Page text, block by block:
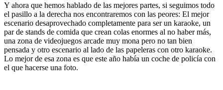
Y ahora que hemos hablado de las mejores partes, si seguimos todo
el pasillo a la derecha nos encontraremos con las peores: El mejor
escenario desaprovechado completamente para ser un karaoke, un
par de stands de comida que crean colas enormes al no haber más,
una zona de videojuegos arcade muy mona pero no tan bien
pensada y otro escenario al lado de las papeleras con otro karaoke.
Lo mejor de esa zona es que este año había un coche de policía con
el que hacerse una foto.